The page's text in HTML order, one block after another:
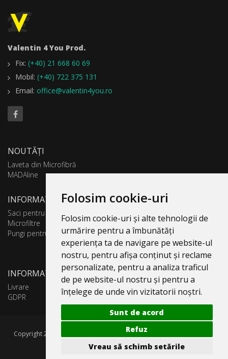
Folosim cookie-uri
Folosim cookie-uri și alte tehnologii de
urmărire pentru a îmbunătăți
experiența ta de navigare pe website-ul
nostru, pentru afișa conținut și reclame
personalizate, pentru a analiza traficul
de pe website-ul nostru și pentru a
înțelege de unde vin vizitatorii noștri.
Sunt de acord
Refuz
Vreau să schimb setările
Valentin 4 You Prod.
Fix: (+40) 21 668 60 69
Mobil: (+40) 722 375 131
Email: office@valentin4you.ro
NOUTĂȚI
Laveta din Microfibră
MADAline
INFORMATII PRODUSE
Saci pentru aspirator
Microfiltre
Pungi pentru colectare praf
INFORMATII UTILE
Livrare
GDPR
Copyright 2005-2026 Valentin 4 You Prod, CUI: RO1579181, Reg. Com.
J40/10818/1992. Toate drepturile rezervate.
Politica de Confidentialitate